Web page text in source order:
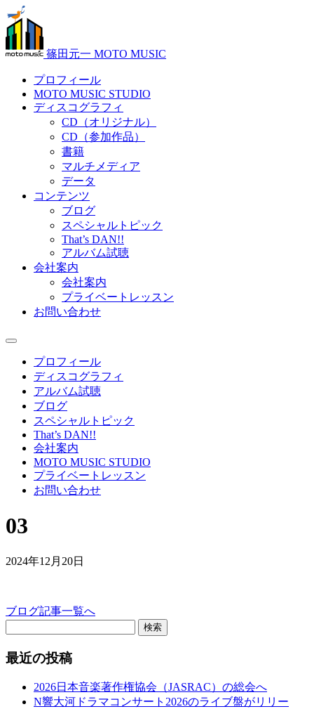
篠田元一 MOTO MUSIC
プロフィール
MOTO MUSIC STUDIO
ディスコグラフィ
CD（オリジナル）
CD（参加作品）
書籍
マルチメディア
データ
コンテンツ
ブログ
スペシャルトピック
That’s DAN!!
アルバム試聴
会社案内
会社案内
プライベートレッスン
お問い合わせ
プロフィール
ディスコグラフィ
アルバム試聴
ブログ
スペシャルトピック
That’s DAN!!
会社案内
MOTO MUSIC STUDIO
プライベートレッスン
お問い合わせ
03
2024年12月20日
ブログ記事一覧へ
検索
最近の投稿
2026日本音楽著作権協会（JASRAC）の総会へ
N響大河ドラマコンサート2026のライブ盤がリリー